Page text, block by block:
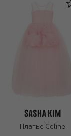
Платье Celine